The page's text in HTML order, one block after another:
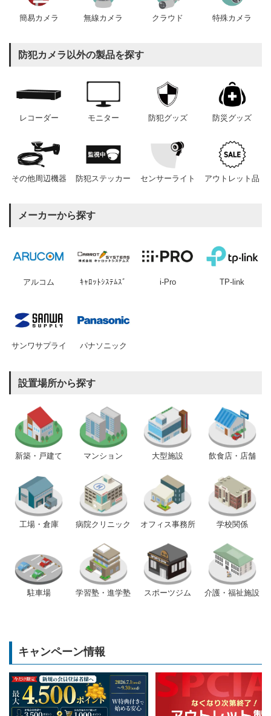
簡易カメラ 無線カメラ クラウド 特殊カメラ
防犯カメラ以外の製品を探す
レコーダー モニター 防犯グッズ 防災グッズ
その他周辺機器 防犯ステッカー センサーライト アウトレット品
メーカーから探す
アルコム ｷｬﾛｯﾄｼｽﾃﾑｽﾞ i-Pro TP-link
サンワサプライ パナソニック
設置場所から探す
新築・戸建て マンション 大型施設 飲食店・店舗
工場・倉庫 病院クリニック オフィス事務所 学校関係
駐車場 学習塾・進学塾 スポーツジム 介護・福祉施設
キャンペーン情報